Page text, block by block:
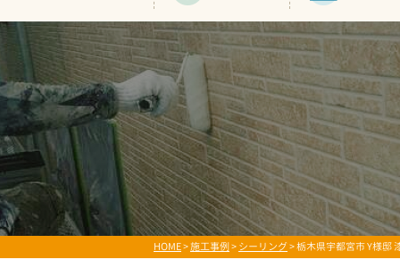
HOME>施工事例>シーリング>栃木県宇都宮市 Y様邸